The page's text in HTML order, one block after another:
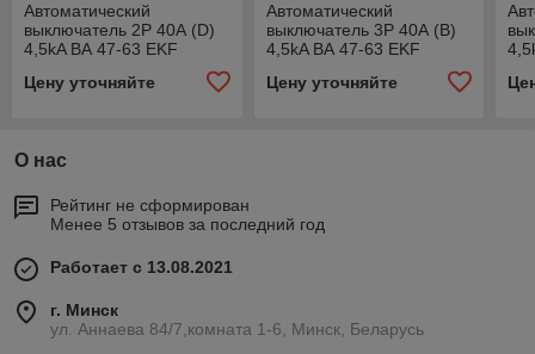
Автоматический
выключатель 2P 40А (D)
4,5kA ВА 47-63 EKF
Цену уточняйте
Автоматический
выключатель 3P 40А (В)
4,5kA ВА 47-63 EKF
Цену уточняйте
О нас
Рейтинг не сформирован
Менее 5 отзывов за последний год
Работает с 13.08.2021
г. Минск
ул. Аннаева 84/7,комната 1-6, Минск, Беларусь